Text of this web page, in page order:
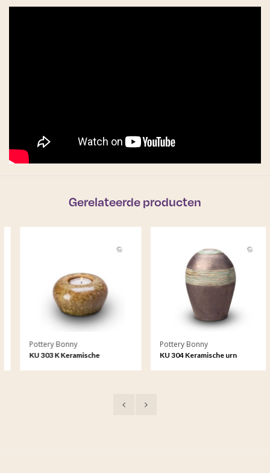
Gerelateerde producten
Pottery Bonny
KU 303 K Keramische
Pottery Bonny
KU 304 Keramische urn